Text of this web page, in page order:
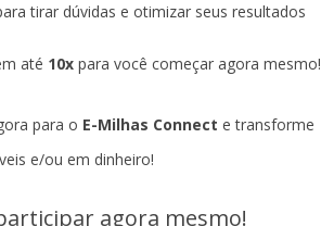
tirar dúvidas e otimizar seus resultados
até 10x para você começar agora mesmo!
para o E-Milhas Connect e transforme
e/ou em dinheiro!
agora mesmo!